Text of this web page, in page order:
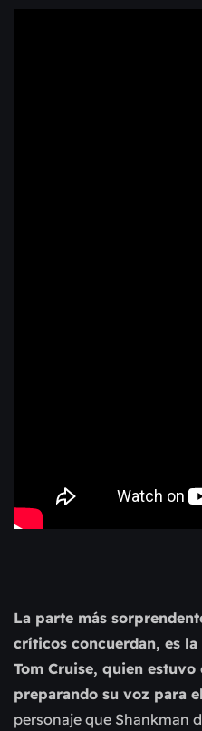
La parte más
críticos concuerdan, es
Tom Cruise, quien
preparando su voz para
personaje que Shankman